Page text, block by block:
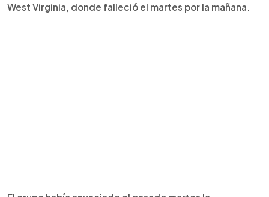
West Virginia, donde falleció el martes por la mañana.